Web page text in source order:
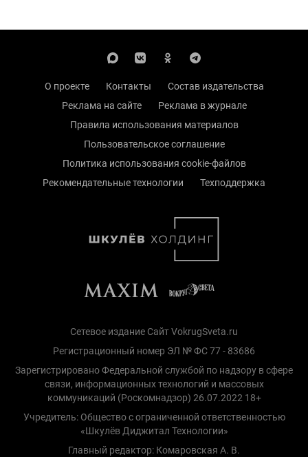
О проекте Контакты
Состав издательства
Реклама на сайте
Реклама в журнале
Правила использования материалов
Пользовательское соглашение
Политика использования cookie-файлов
Рекомендательные технологии
Техподдержка
Сетевое издание Сайт VokrugSveta.ru
Регистрационный номер ЭЛ № ФС 77 - 83686
Зарегистрировано Федеральной службой по надзору в сфере
связи, информационных технологий и массовых
коммуникаций (Роскомнадзор) 26.07.2022 18+
Учредитель: Общество с ограниченной ответственностью
«Шкулёв Диджитал Технологии»
Главный редактор: Комаровская А. В.